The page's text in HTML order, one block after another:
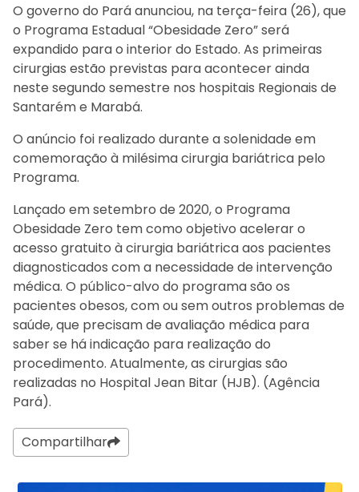
O governo do Pará anunciou, na terça-feira (26), que
o Programa Estadual “Obesidade Zero” será
expandido para o interior do Estado. As primeiras
cirurgias estão previstas para acontecer ainda
neste segundo semestre nos hospitais Regionais de
Santarém e Marabá.
O anúncio foi realizado durante a solenidade em
comemoração à milésima cirurgia bariátrica pelo
Programa.
Lançado em setembro de 2020, o Programa
Obesidade Zero tem como objetivo acelerar o
acesso gratuito à cirurgia bariátrica aos pacientes
diagnosticados com a necessidade de intervenção
médica. O público-alvo do programa são os
pacientes obesos, com ou sem outros problemas de
saúde, que precisam de avaliação médica para
saber se há indicação para realização do
procedimento. Atualmente, as cirurgias são
realizadas no Hospital Jean Bitar (HJB). (Agência
Pará).
Compartilhar